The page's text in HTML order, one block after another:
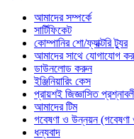
আমাদের সম্পর্কে
সার্টিফিকেট
কোম্পানির শো/ফ্যাক্টরি ট্যুর
আমাদের সাথে যোগাযোগ
ডাউনলোড করুন
ইঞ্জিনিয়ারিং কেস
প্রায়শই জিজ্ঞাসিত
আমাদের টিম
গবেষণা ও উন্নয়ন (গবেষণা
ধন্যবাদ